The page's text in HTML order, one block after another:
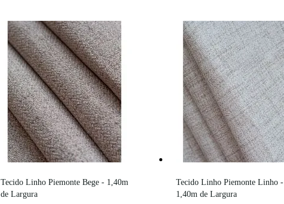
Tecido Linho Piemonte Bege - 1,40m
de Largura
Tecido Linho Piemonte Linho -
1,40m de Largura